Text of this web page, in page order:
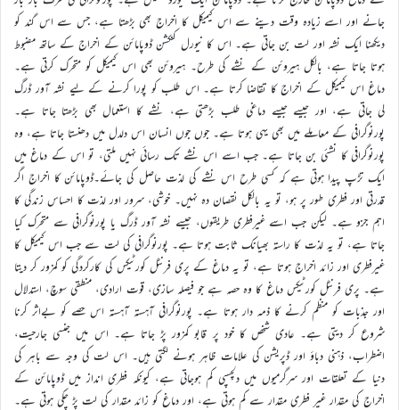
جانے اور اسے زیادہ وقت دینے سے اس کیمیکل کا اخراج بھی بڑھتا ہے، جس سے اس گند کو
دیکھنا ایک نشہ اور لت بن جاتی ہے۔ اس کا نیورل کنکشن ڈوپامائن کے اخراج کے ساتھ مضبوط
ہوتا جاتا ہے، بالکل ہیروئن کے نشے کی طرح۔ ہیروئن بھی اس کیمیکل کو متحرک کرتی ہے۔
دماغ اس کیمیکل کے اخراج کا تقاضا کرتا ہے۔ اس طلب کو پورا کرنے کے لیے نشہ آور ڈرگ
لی جاتی ہے، اور جیسے جیسے دماغی طلب بڑھتی ہے، نشے کا استعمال بھی بڑھتا جاتا ہے۔
پورنوگرافی کے معاملے میں بھی یہی ہوتا ہے۔ جوں جوں انسان اس دلدل میں دھنستا جاتا ہے، وہ
پورنوگرافی کا نشئی بن جاتا ہے۔ جب اسے اس نشے تک رسائی نہیں ملتی، تو اس کے دماغ میں
ایک تڑپ پیدا ہوتی ہے کہ کسی طرح اس نشے کی لذت حاصل کی جائے۔ڈوپامائن کا اخراج اگر
قدرتی اور فطری طور پر ہو، تو یہ بالکل نقصان دہ نہیں۔ خوشی، سرور اور لذت کا احساس زندگی کا
اہم جزو ہے۔ لیکن جب اسے غیرفطری طریقوں، جیسے نشہ آور ڈرگ یا پورنوگرافی سے متحرک کیا
جاتا ہے، تو یہ لذت کا راستہ بھیانک ثابت ہوتا ہے۔ پورنوگرافی کی لت سے جب اس کیمیکل کا
غیرفطری اور زائد اخراج ہوتا ہے، تو یہ دماغ کے پری فرنٹل کورٹیکس کی کارکردگی کو کمزور کر دیتا
ہے۔ پری فرنٹل کورٹیکس دماغ کا وہ حصہ ہے جو فیصلہ سازی، قوت ارادی، منطقی سوچ، استدلال
اور جذبات کو منظم کرنے کا ذمہ دار ہوتا ہے۔ پورنوگرافی آہستہ آہستہ اس حصے کو بےاثر کرنا
شروع کر دیتی ہے۔ عادی شخص کا خود پر قابو کمزور پڑ جاتا ہے۔ اس میں جنسی جارحیت،
اضطراب، ذہنی دباؤ اور ڈپریشن کی علامات ظاہر ہونے لگتی ہیں۔ اس لت کی وجہ سے باہر کی
دنیا کے تعلقات اور سرگرمیوں میں دلچسپی کم ہوجاتی ہے، کیونکہ فطری انداز میں ڈوپامائن کے
اخراج کی مقدار غیر فطری مقدار سے کم ہوتی ہے، اور دماغ کو زائد مقدار کی لت پڑ چکی ہوتی ہے۔